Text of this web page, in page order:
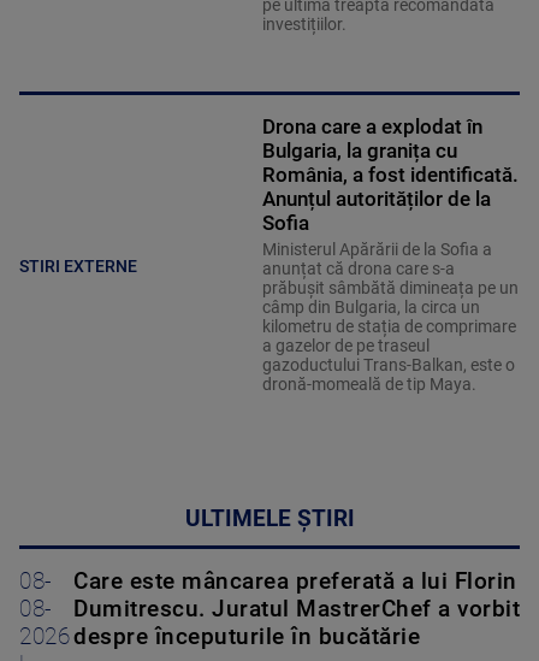
pe ultima treaptă recomandată
investițiilor.
STIRI EXTERNE
Drona care a explodat în
Bulgaria, la granița cu
România, a fost identificată.
Anunțul autorităților de la
Sofia
Ministerul Apărării de la Sofia a
anunțat că drona care s-a
prăbușit sâmbătă dimineața pe un
câmp din Bulgaria, la circa un
kilometru de stația de comprimare
a gazelor de pe traseul
gazoductului Trans-Balkan, este o
dronă-momeală de tip Maya.
ULTIMELE ȘTIRI
08-
08-
2026
Care este mâncarea preferată a lui Florin
Dumitrescu. Juratul MastrerChef a vorbit
despre începuturile în bucătărie